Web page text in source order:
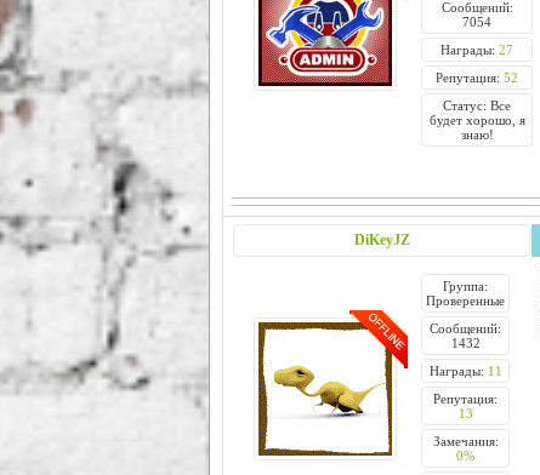
Сообщений:
7054
Награды: 27
Репутация: 52
Статус: Все
будет хорошо, я
знаю!
DiKeyJZ
Группа:
Проверенные
Сообщений:
1432
Награды: 11
Репутация:
13
Замечания:
0%